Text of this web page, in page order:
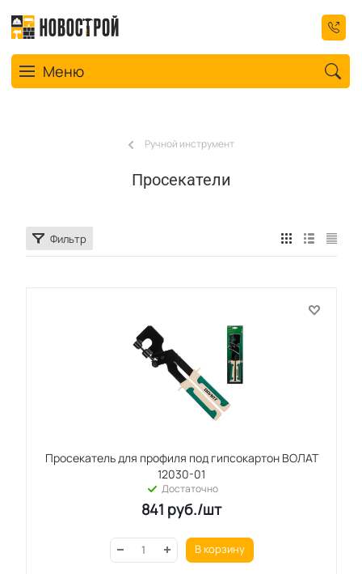
Toggle navigation
Меню
Ручной инструмент
Просекатели
Фильтр
Просекатель для профиля под гипсокартон ВОЛАТ
12030-01
Достаточно
841 руб./шт
В корзину